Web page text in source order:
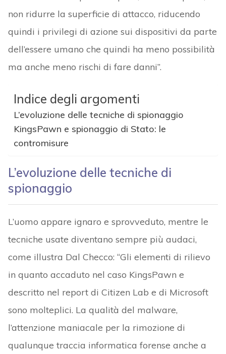
non ridurre la superficie di attacco, riducendo
quindi i privilegi di azione sui dispositivi da parte
dell’essere umano che quindi ha meno possibilità
ma anche meno rischi di fare danni”.
Indice degli argomenti
L’evoluzione delle tecniche di spionaggio
KingsPawn e spionaggio di Stato: le
contromisure
L’evoluzione delle tecniche di
spionaggio
L’uomo appare ignaro e sprovveduto, mentre le
tecniche usate diventano sempre più audaci,
come illustra Dal Checco: “Gli elementi di rilievo
in quanto accaduto nel caso KingsPawn e
descritto nel report di Citizen Lab e di Microsoft
sono molteplici. La qualità del malware,
l’attenzione maniacale per la rimozione di
qualunque traccia informatica forense anche a